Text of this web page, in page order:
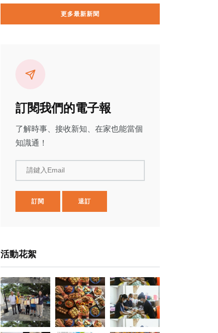
更多最新新聞
訂閱我們的電子報
了解時事、接收新知、在家也能當個
知識通！
請鍵入Email
訂閱 退訂
活動花絮